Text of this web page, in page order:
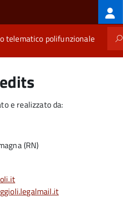
telematico polifunzionale
e realizzato da:
(RN)